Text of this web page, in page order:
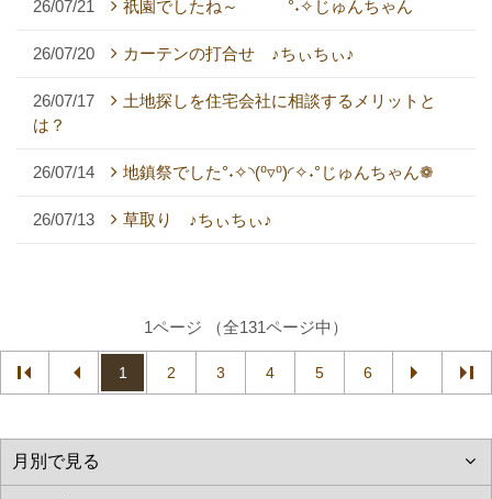
26/07/21 祇園でしたね～ °˖✧じゅんちゃん
26/07/20 カーテンの打合せ ♪ちぃちぃ♪
26/07/17
土地探しを住宅会社に相談するメリットと
は？
26/07/14 地鎮祭でした°˖✧◝(⁰▿⁰)◜✧˖°じゅんちゃん❁
26/07/13 草取り ♪ちぃちぃ♪
1ページ （全131ページ中）
1 2 3 4 5 6